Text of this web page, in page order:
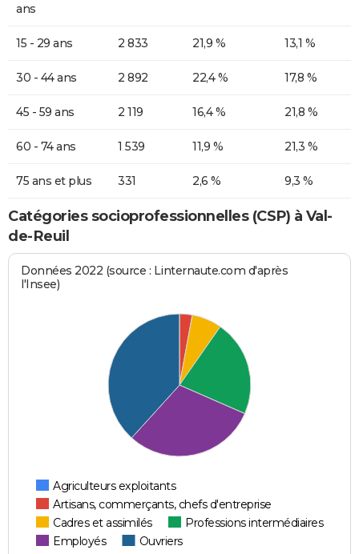
ans
15 - 29 ans 2 833 21,9 % 13,1 %
30 - 44 ans 2 892 22,4 % 17,8 %
45 - 59 ans 2 119 16,4 % 21,8 %
60 - 74 ans 1 539 11,9 % 21,3 %
75 ans et plus 331 2,6 % 9,3 %
Catégories socioprofessionnelles (CSP) à Val-
de-Reuil
Données 2022 (source : Linternaute.com d'après
l'Insee)
Agriculteurs exploitants
Artisans, commerçants, chefs d'entreprise
Cadres et assimilés
Professions intermédiaires
Employés
Ouvriers